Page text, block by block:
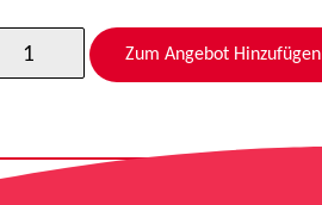
Zum Angebot Hinzufügen